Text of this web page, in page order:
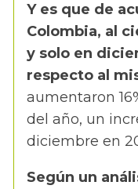
Y es que de
Colombia, al
y solo en
respecto al
aumentaron
del año, un
diciembre en
Según un